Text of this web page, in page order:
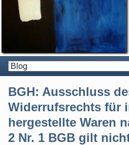
BGH: Ausschluss
Widerrufsrechts für
hergestellte Waren
2 Nr. 1 BGB gilt